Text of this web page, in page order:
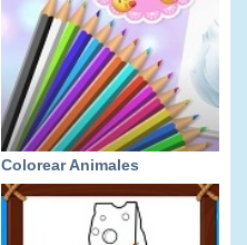
Colorear Animales